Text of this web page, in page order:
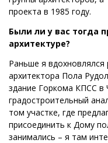
проекта в 1985 году.
Были ли у вас тогда
архитектуре?
Раньше я
архитектора Пола
здание Горкома КПСС в
градостроительный
том участке, где
присоединить к Дому
занимались – я там